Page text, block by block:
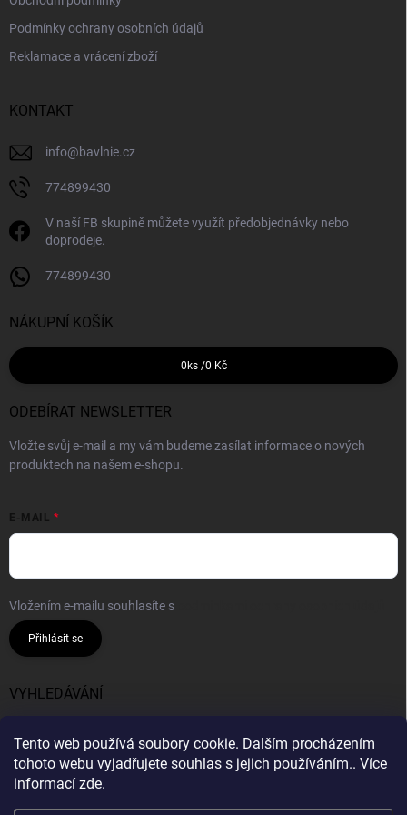
Tento web používá soubory cookie. Dalším procházením
tohoto webu vyjadřujete souhlas s jejich používáním.. Více
informací zde.
Podmínky ochrany osobních údajů
Reklamace a vrácení zboží
KONTAKT
info@bavlnie.cz
774899430
V naší FB skupině můžete využít předobjednávky nebo
doprodeje.
774899430
NÁKUPNÍ KOŠÍK
0 ks /0 Kč
ODEBÍRAT NEWSLETTER
Vložte svůj e-mail a my vám budeme zasílat informace o nových
produktech na našem e-shopu.
E-MAIL
Vložením e-mailu souhlasíte s
Přihlásit se
VYHLEDÁVÁNÍ
Hledat